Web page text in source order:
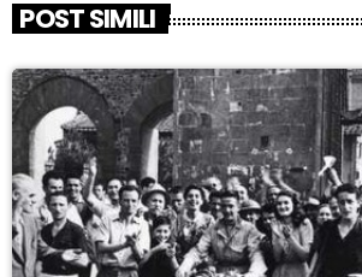
POST SIMILI